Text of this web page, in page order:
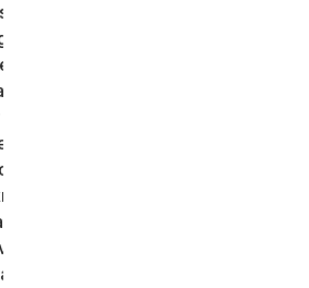
men ikke begrænset til
afsendelse af spam og phishing,
åbne relæer eller åbne proxies,
uopfordret mail eller enhver
mail sendt i store mængder,
dirigeres via tredjepartsservere,
aktivering, brug af stjålne
økonomisk svig,
cloaking, afpresning,
mord, salg af stjålne
af stjålne varer, tilbud eller salg